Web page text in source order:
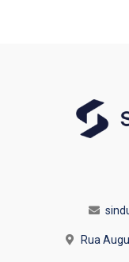
Rua